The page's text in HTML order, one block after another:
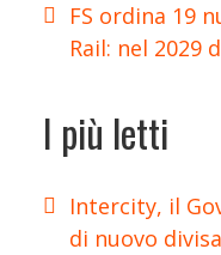
FS ordina 19
Rail: nel 2029
I più letti
Intercity, il
di nuovo